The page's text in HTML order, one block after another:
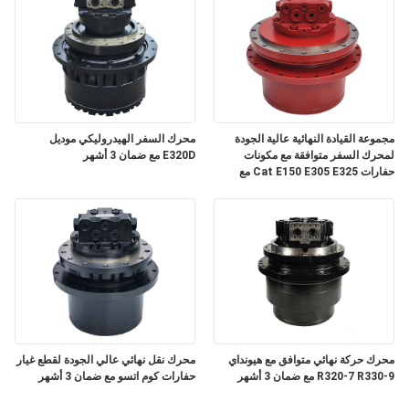
محرك السفر الهيدروليكي موديل
E320D مع ضمان 3 أشهر
مجموعة القيادة النهائية عالية الجودة
لمحرك السفر متوافقة مع مكونات
حفارات Cat E150 E305 E325 مع
محرك نقل نهائي عالي الجودة لقطع غيار
حفارات كوم اتسو مع ضمان 3 أشهر
محرك حركة نهائي متوافق مع هيونداي
R320-7 R330-9 مع ضمان 3 أشهر